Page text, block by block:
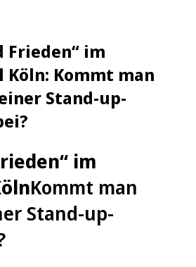
Frieden“ im
Köln: Kommt man
Stand-up-
im
Kommt man
Stand-up-